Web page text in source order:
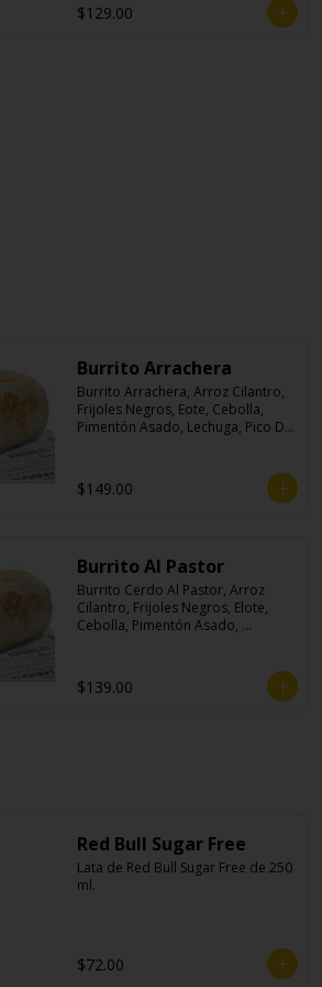
$129.00
Burrito Arrachera
Burrito Arrachera, Arroz Cilantro,
Frijoles Negros, Eote, Cebolla,
Pimentón Asado, Lechuga, Pico De
$149.00
Burrito Al Pastor
Burrito Cerdo Al Pastor, Arroz
Cilantro, Frijoles Negros, Elote,
Cebolla, Pimentón Asado,
$139.00
Red Bull Sugar Free
Lata de Red Bull Sugar Free de 250
ml.
$72.00